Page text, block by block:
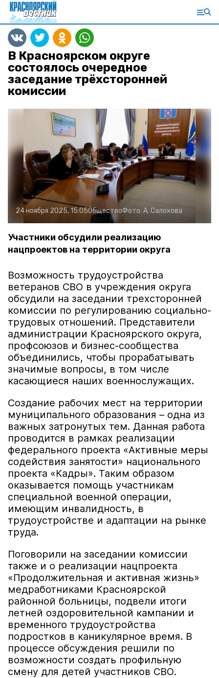
В Красноярском округе
состоялось очередное
заседание трёхсторонней
комиссии
24 ноября 2025, 15:05ОбществоФото: А. Салохова
Участники обсудили реализацию
нацпроектов на территории округа
Возможность трудоустройства
ветеранов СВО в учреждения округа
обсудили на заседании трехсторонней
комиссии по регулированию социально-
трудовых отношений. Представители
администрации Красноярского округа,
профсоюзов и бизнес-сообщества
объединились, чтобы прорабатывать
значимые вопросы, в том числе
касающиеся наших военнослужащих.
Создание рабочих мест на территории
муниципального образования – одна из
важных затронутых тем. Данная работа
проводится в рамках реализации
федерального проекта «Активные меры
содействия занятости» национального
проекта «Кадры». Таким образом
оказывается помощь участникам
специальной военной операции,
имеющим инвалидность, в
трудоустройстве и адаптации на рынке
труда.
Поговорили на заседании комиссии
также и о реализации нацпроекта
«Продолжительная и активная жизнь»
медработниками Красноярской
районной больницы, подвели итоги
летней оздоровительной кампании и
временного трудоустройства
подростков в каникулярное время. В
процессе обсуждения решили по
возможности создать профильную
смену для детей участников СВО.